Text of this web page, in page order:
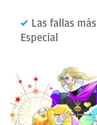
Las fallas
Especial